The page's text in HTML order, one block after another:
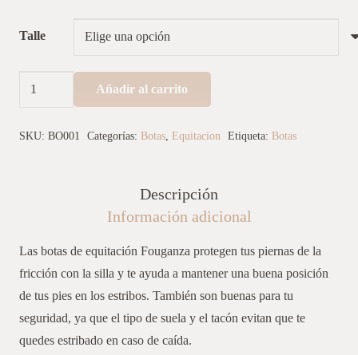
Talle
Añadir al carrito
SKU: BO001 Categorías: Botas, Equitacion Etiqueta: Botas
Descripción
Información adicional
Las botas de equitación Fouganza protegen tus piernas de la
fricción con la silla y te ayuda a mantener una buena posición
de tus pies en los estribos. También son buenas para tu
seguridad, ya que el tipo de suela y el tacón evitan que te
quedes estribado en caso de caída.